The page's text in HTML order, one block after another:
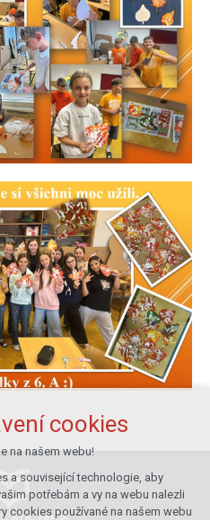
cookies
na našem webu!
a související technologie, aby
potřebám a vy na webu nalezli
cookies používané na našem webu